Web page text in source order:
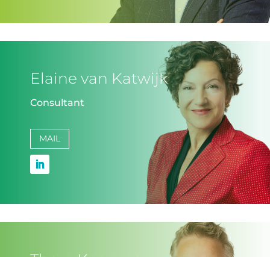
Elaine van Katwijk
Consultant
MAIL